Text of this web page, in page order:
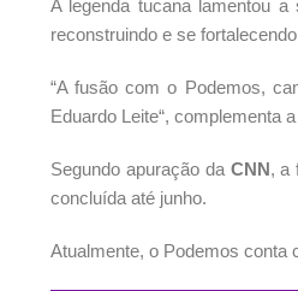
A legenda tucana lamentou
reconstruindo e se
“A fusão com o Podemos,
Eduardo Leite“, complementa
Segundo apuração da CNN, a
concluída até junho.
Atualmente, o Podemos conta